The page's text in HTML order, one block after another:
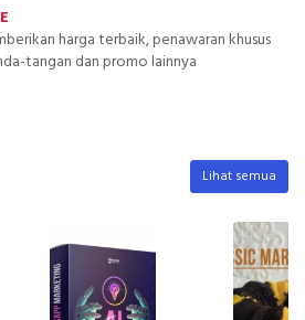
harga terbaik, penawaran khusus
tangan dan promo lainnya
Lihat semua